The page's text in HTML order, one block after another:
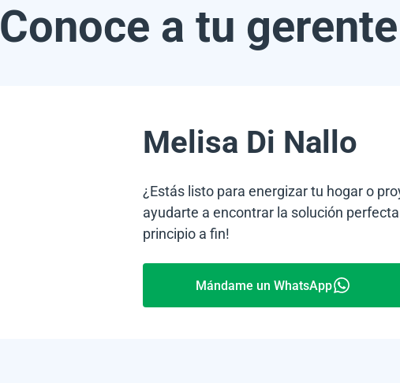
Conoce a tu
Melisa Di Nallo
¿Estás listo para energizar tu hogar o
ayudarte a encontrar la solución
principio a fin!
Mándame un WhatsApp